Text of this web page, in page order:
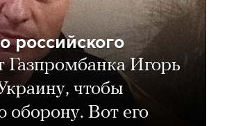
российского
Газпромбанка Игорь
чтобы
оборону. Вот его